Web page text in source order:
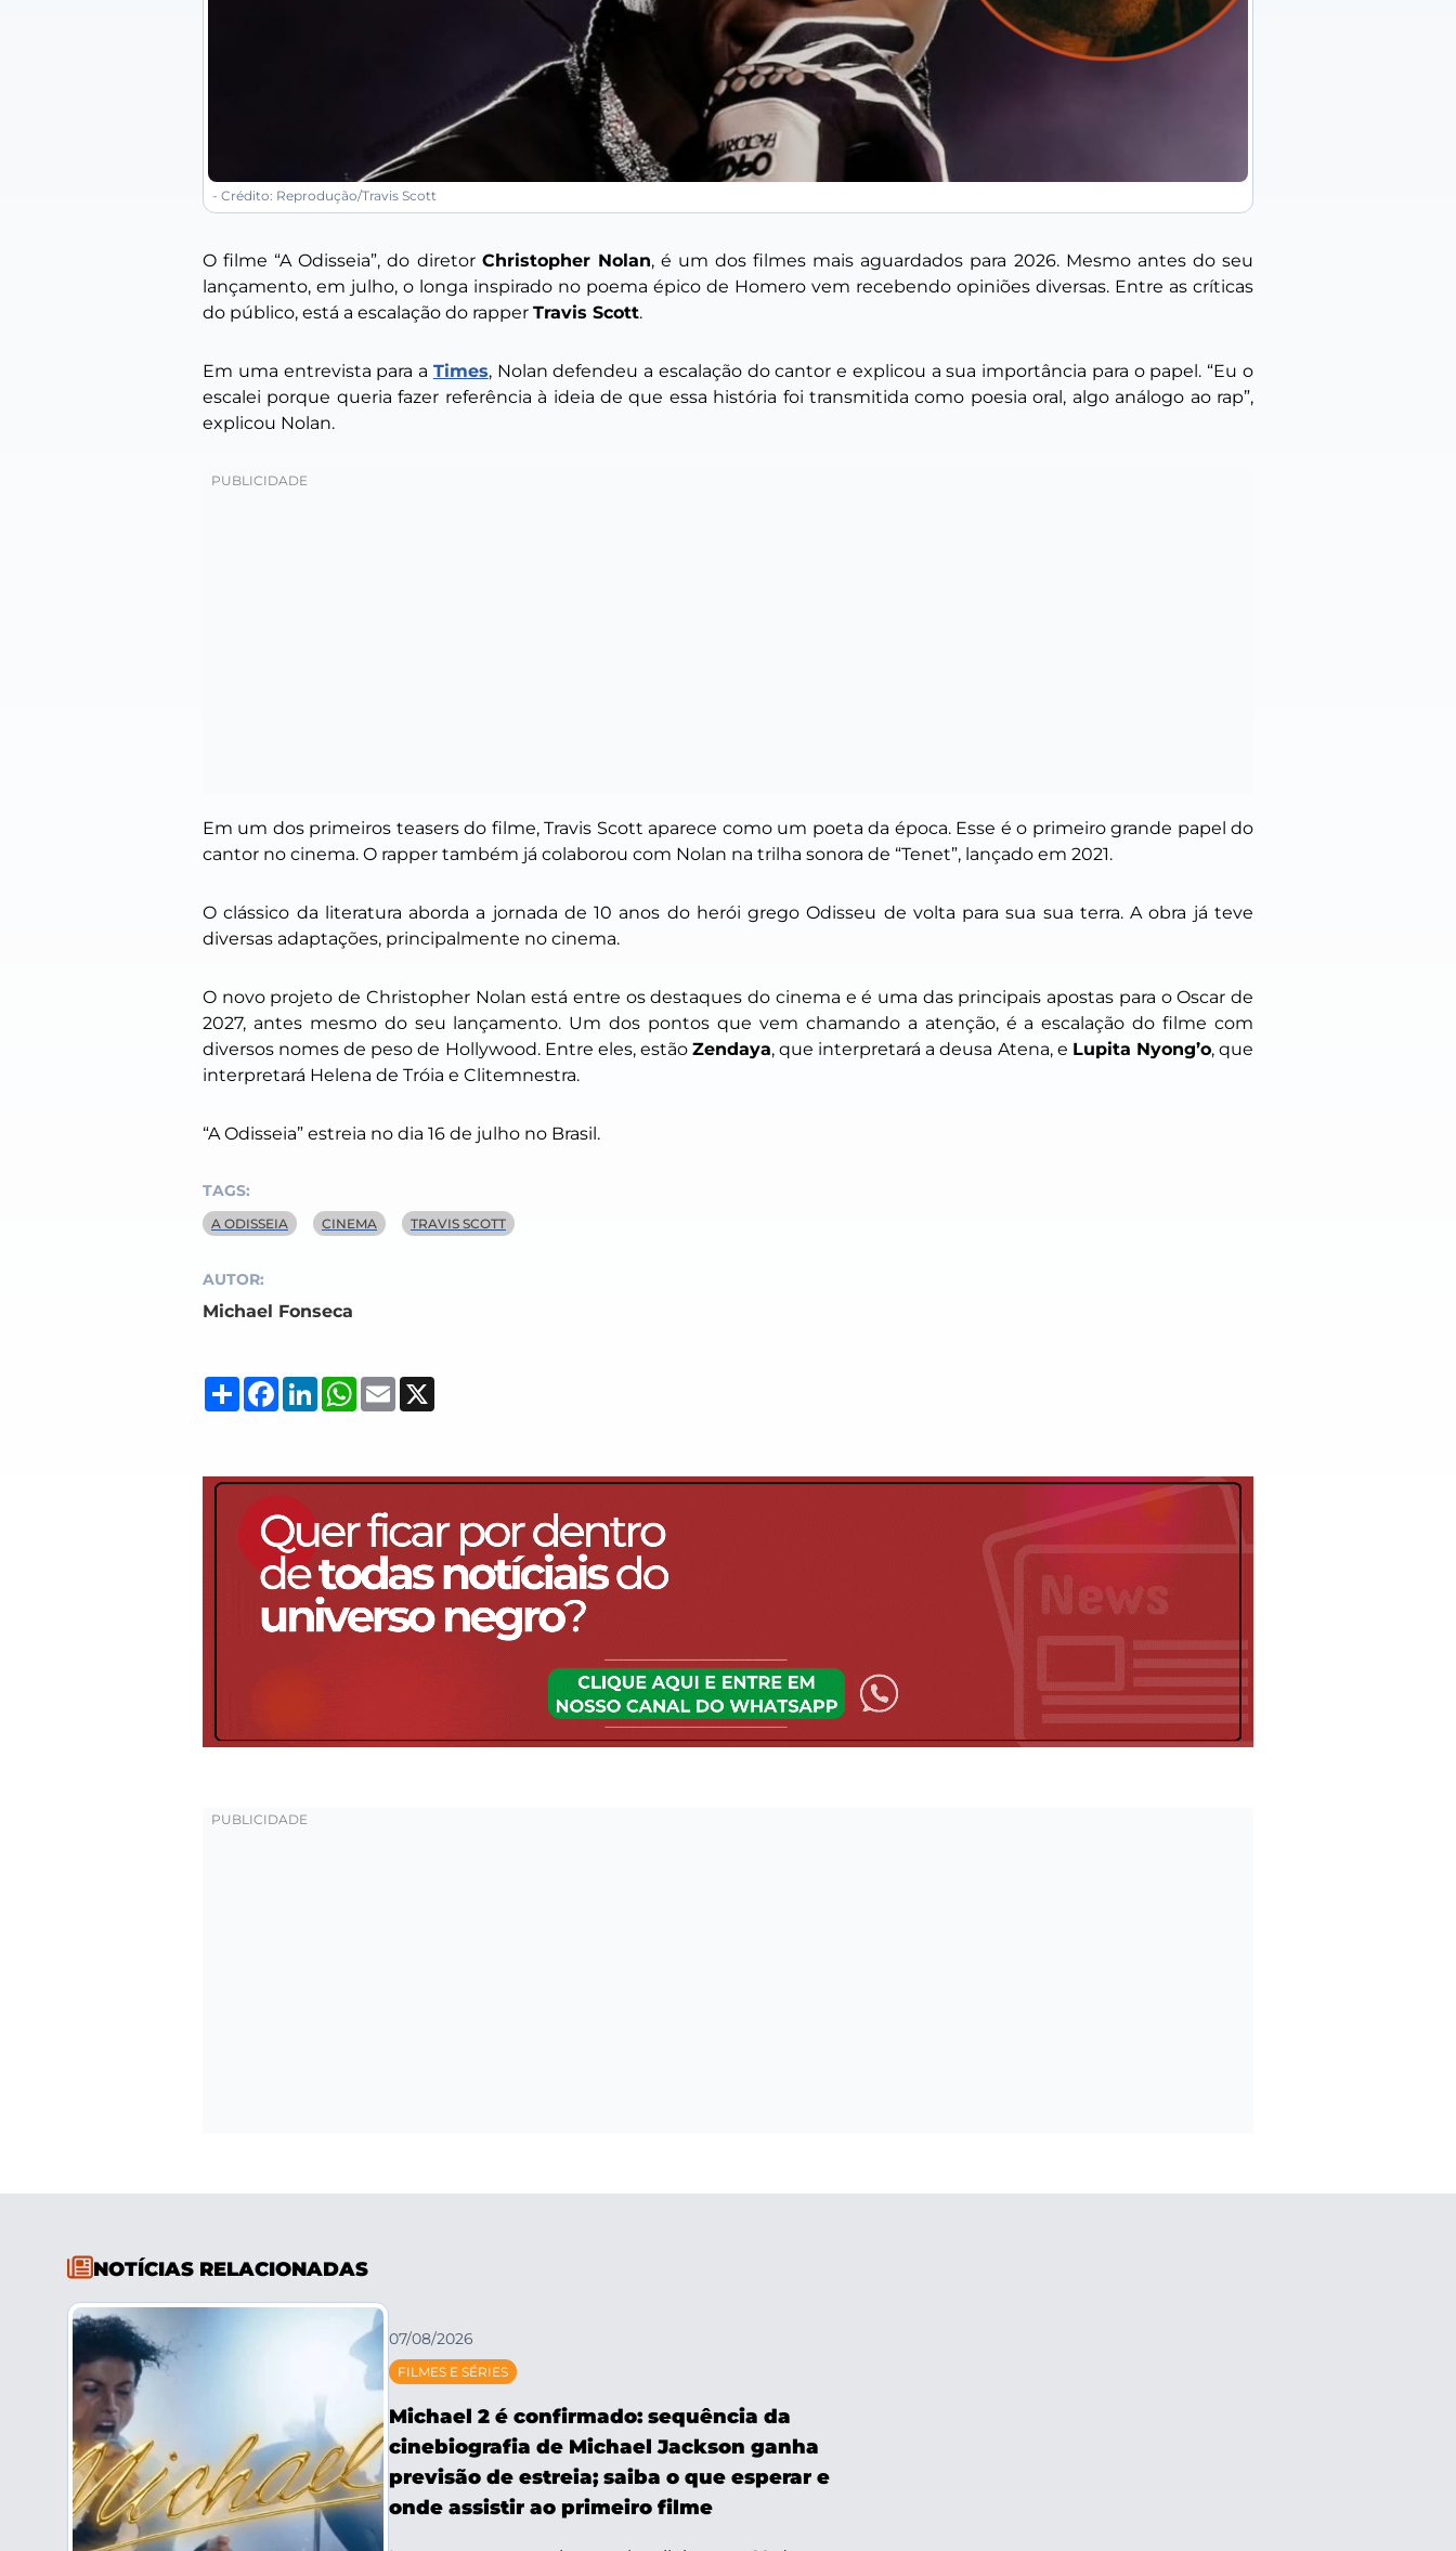
- Crédito: Reprodução/Travis Scott
O filme “A Odisseia”, do diretor Christopher Nolan, é um dos filmes mais aguardados para 2026. Mesmo antes do seu
lançamento, em julho, o longa inspirado no poema épico de Homero vem recebendo opiniões diversas. Entre as críticas
do público, está a escalação do rapper Travis Scott.
Em uma entrevista para a Times, Nolan defendeu a escalação do cantor e explicou a sua importância para o papel. “Eu o
escalei porque queria fazer referência à ideia de que essa história foi transmitida como poesia oral, algo análogo ao rap”,
explicou Nolan.
Em um dos primeiros teasers do filme, Travis Scott aparece como um poeta da época. Esse é o primeiro grande papel do
cantor no cinema. O rapper também já colaborou com Nolan na trilha sonora de “Tenet”, lançado em 2021.
O clássico da literatura aborda a jornada de 10 anos do herói grego Odisseu de volta para sua sua terra. A obra já teve
diversas adaptações, principalmente no cinema.
O novo projeto de Christopher Nolan está entre os destaques do cinema e é uma das principais apostas para o Oscar de
2027, antes mesmo do seu lançamento. Um dos pontos que vem chamando a atenção, é a escalação do filme com
diversos nomes de peso de Hollywood. Entre eles, estão Zendaya, que interpretará a deusa Atena, e Lupita Nyong’o, que
interpretará Helena de Tróia e Clitemnestra.
“A Odisseia” estreia no dia 16 de julho no Brasil.
TAGS:
A ODISSEIA CINEMA TRAVIS SCOTT
AUTOR:
Michael Fonseca
Compartilhar
Facebook
LinkedInWhatsApp
Email
NOTÍCIAS RELACIONADAS
07/08/2026
FILMES E SÉRIES
Michael 2 é confirmado: sequência da
cinebiografia de Michael Jackson ganha
previsão de estreia; saiba o que esperar e
onde assistir ao primeiro filme